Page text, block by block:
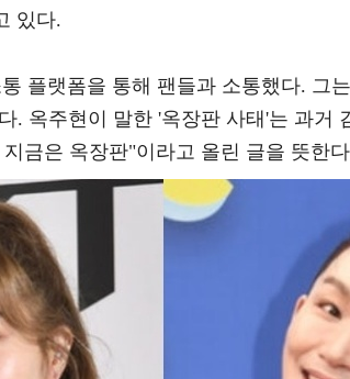
있다.
플랫폼을 통해 팬들과 소통했다. 그
. 옥주현이 말한 '옥장판 사태'는 과거
금은 옥장판"이라고 올린 글을 뜻한